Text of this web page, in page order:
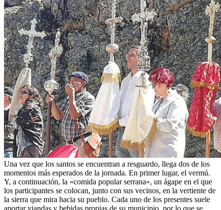
Una vez que los santos se encuentran a resguardo, llega dos de los
momentos más esperados de la jornada. En primer lugar, el vermú.
Y, a continuación, la «comida popular serrana», un ágape en el que
los participantes se colocan, junto con sus vecinos, en la vertiente de
la sierra que mira hacia su pueblo. Cada uno de los presentes suele
aportar viandas y bebidas propias de su municipio, por lo que se